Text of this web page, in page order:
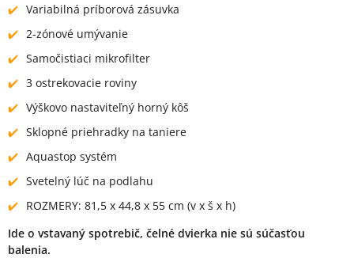
Variabilná príborová zásuvka
2-zónové umývanie
Samočistiaci mikrofilter
3 ostrekovacie roviny
Výškovo nastaviteľný horný kôš
Sklopné priehradky na taniere
Aquastop systém
Svetelný lúč na podlahu
ROZMERY: 81,5 x 44,8 x 55 cm (v x š x h)
Ide o vstavaný spotrebič, čelné dvierka nie sú súčasťou
balenia.